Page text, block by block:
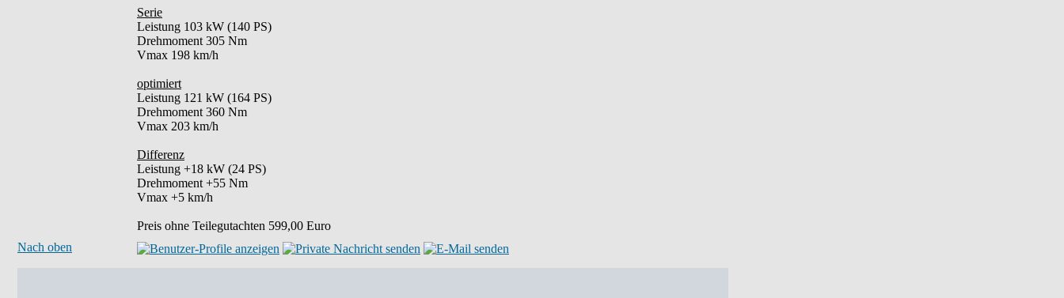
Serie
Leistung 103 kW (140 PS)
Drehmoment 305 Nm
Vmax 198 km/h
optimiert
Leistung 121 kW (164 PS)
Drehmoment 360 Nm
Vmax 203 km/h
Differenz
Leistung +18 kW (24 PS)
Drehmoment +55 Nm
Vmax +5 km/h
Preis ohne Teilegutachten 599,00 Euro
Nach oben